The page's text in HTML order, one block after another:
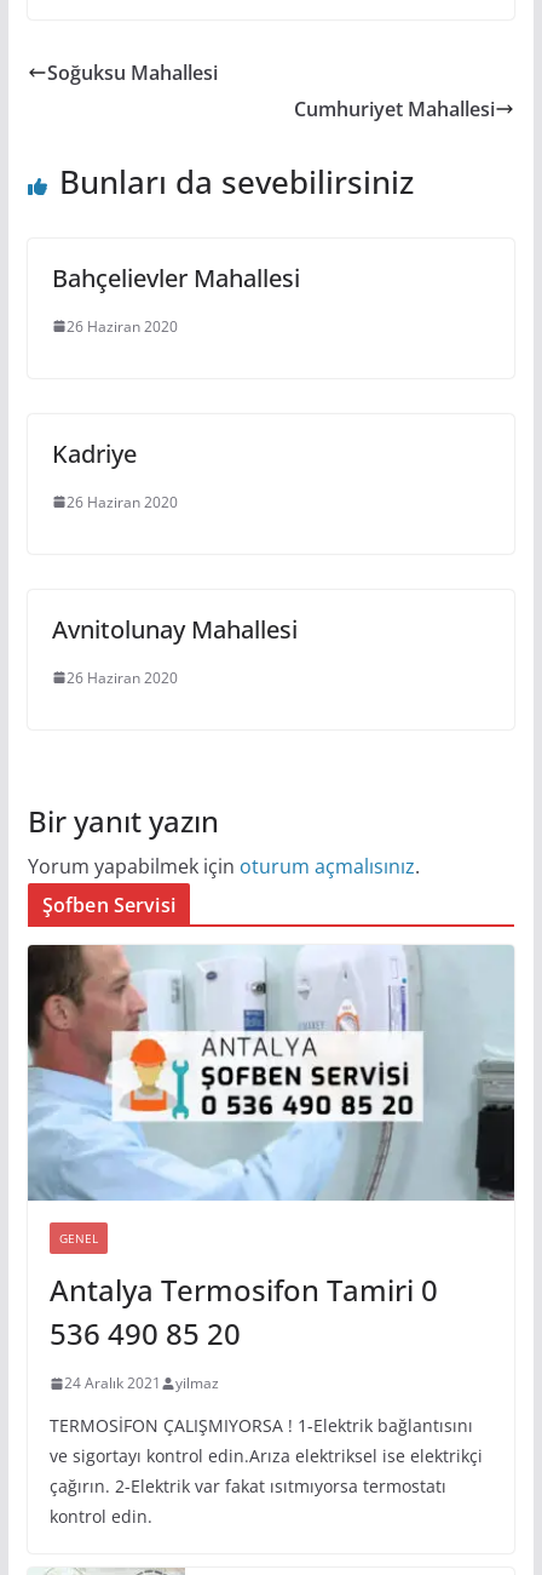
Soğuksu Mahallesi
Cumhuriyet Mahallesi
Bunları da sevebilirsiniz
Bahçelievler Mahallesi
26 Haziran 2020
Kadriye
26 Haziran 2020
Avnitolunay Mahallesi
26 Haziran 2020
Bir yanıt yazın
Yorum yapabilmek için oturum açmalısınız.
Şofben Servisi
GENEL
Antalya Termosifon Tamiri 0
536 490 85 20
24 Aralık 2021 yilmaz
TERMOSİFON ÇALIŞMIYORSA ! 1-Elektrik bağlantısını
ve sigortayı kontrol edin.Arıza elektriksel ise elektrikçi
çağırın. 2-Elektrik var fakat ısıtmıyorsa termostatı
kontrol edin.